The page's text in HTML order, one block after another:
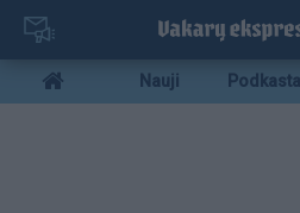
Pereiti
pagrindinį
turinį
Mobile
menu
Nauji